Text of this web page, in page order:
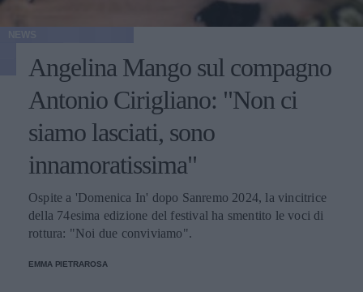
Angelina Mango sul compagno
Antonio Cirigliano: "Non ci
siamo lasciati, sono
innamoratissima"
Ospite a 'Domenica In' dopo Sanremo 2024, la vincitrice
della 74esima edizione del festival ha smentito le voci di
rottura: "Noi due conviviamo".
EMMA PIETRAROSA